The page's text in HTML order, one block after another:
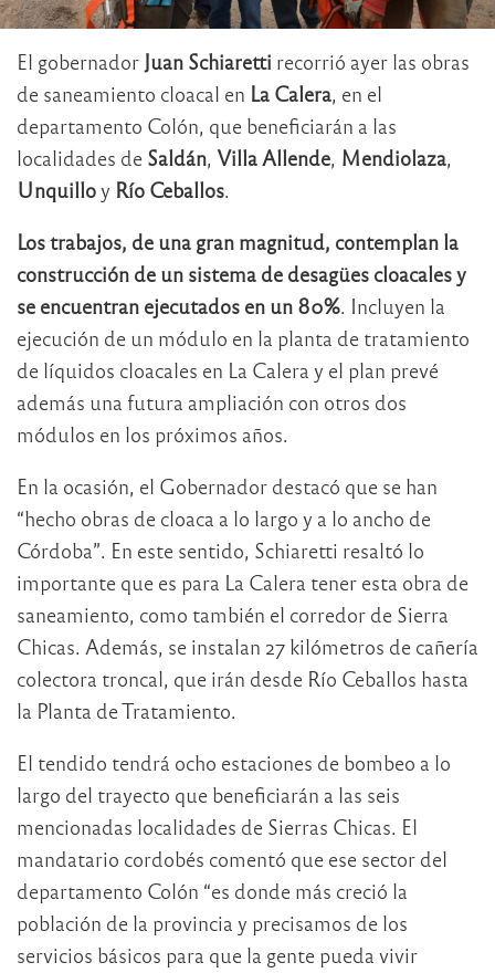
El gobernador Juan Schiaretti recorrió ayer las obras
de saneamiento cloacal en La Calera, en el
departamento Colón, que beneficiarán a las
localidades de Saldán, Villa Allende, Mendiolaza,
Unquilloy Río Ceballos.
Los trabajos, de una gran magnitud, contemplan la
construcción de un sistema de desagües cloacales y
se encuentran ejecutados en un 80%. Incluyen la
ejecución de un módulo en la planta de tratamiento
de líquidos cloacales en La Calera y el plan prevé
además una futura ampliación con otros dos
módulos en los próximos años.
En la ocasión, el Gobernador destacó que se han
“hecho obras de cloaca a lo largo y a lo ancho de
Córdoba”. En este sentido, Schiaretti resaltó lo
importante que es para La Calera tener esta obra de
saneamiento, como también el corredor de Sierra
Chicas. Además, se instalan 27 kilómetros de cañería
colectora troncal, que irán desde Río Ceballos hasta
la Planta de Tratamiento.
El tendido tendrá ocho estaciones de bombeo a lo
largo del trayecto que beneficiarán a las seis
mencionadas localidades de Sierras Chicas. El
mandatario cordobés comentó que ese sector del
departamento Colón “es donde más creció la
población de la provincia y precisamos de los
servicios básicos para que la gente pueda vivir